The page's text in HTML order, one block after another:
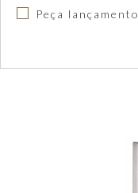
Peça lançamento